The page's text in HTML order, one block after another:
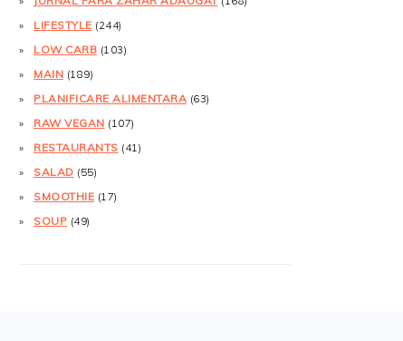
LIFESTYLE (244)
LOW CARB (103)
MAIN (189)
PLANIFICARE ALIMENTARA (63)
RAW VEGAN (107)
RESTAURANTS (41)
SALAD (55)
SMOOTHIE (17)
SOUP (49)